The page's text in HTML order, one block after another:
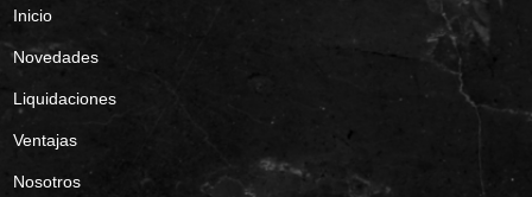
Inicio
Novedades
Liquidaciones
Ventajas
Nosotros